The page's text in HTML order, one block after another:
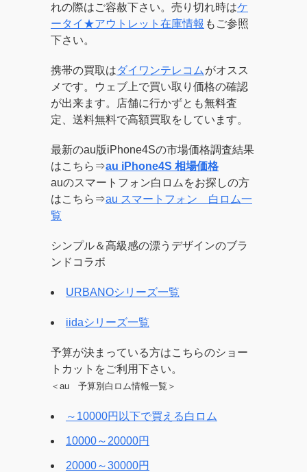
れの際はご容赦下さい。売り切れ時はケ
ータイ★アウトレット在庫情報 もご参照
下さい。
携帯の買取はダイワンテレコム がオスス
メです。ウェブ上で買い取り価格の確認
が出来ます。店舗に行かずとも無料査
定、送料無料で高額買取をしています。
最新のau版iPhone4Sの市場価格調査結果
はこちら⇒au iPhone4S 相場価格
auのスマートフォン白ロムをお探しの方
はこちら⇒au スマートフォン 白ロム一
覧
シンプル＆高級感の漂うデザインのブラ
ンドコラボ
URBANOシリーズ一覧
iidaシリーズ一覧
予算が決まっている方はこちらのショー
トカットをご利用下さい。
＜au 予算別白ロム情報一覧＞
～10000円以下で買える白ロム
10000～20000円
20000～30000円